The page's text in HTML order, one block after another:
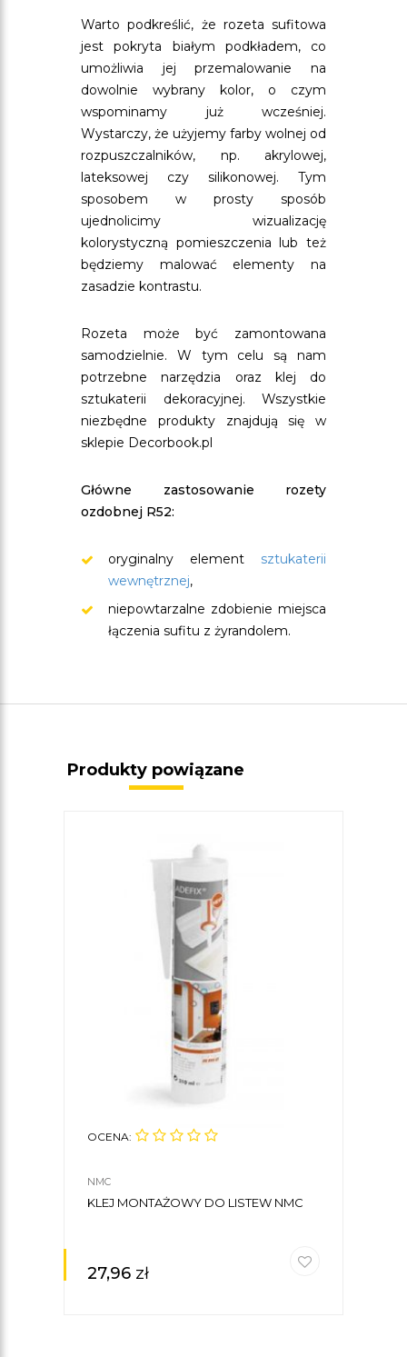
Warto podkreślić, że rozeta sufitowa
jest pokryta białym podkładem, co
umożliwia jej przemalowanie na
dowolnie wybrany kolor, o czym
wspominamy już wcześniej.
Wystarczy, że użyjemy farby wolnej od
rozpuszczalników, np. akrylowej,
lateksowej czy silikonowej. Tym
sposobem w prosty sposób
ujednolicimy wizualizację
kolorystyczną pomieszczenia lub też
będziemy malować elementy na
zasadzie kontrastu.
Rozeta może być zamontowana
samodzielnie. W tym celu są nam
potrzebne narzędzia oraz klej do
sztukaterii dekoracyjnej. Wszystkie
niezbędne produkty znajdują się w
sklepie Decorbook.pl
Główne zastosowanie rozety
ozdobnej R52:
oryginalny element sztukaterii
wewnętrznej,
niepowtarzalne zdobienie miejsca
łączenia sufitu z żyrandolem.
Produkty powiązane
OCENA:
NMC
KLEJ MONTAŻOWY DO LISTEW NMC
27,96 zł